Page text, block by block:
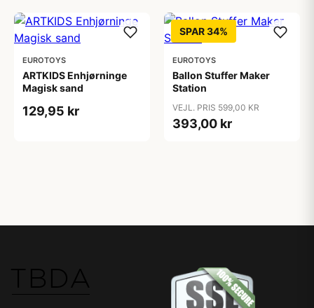
EUROTOYS
ARTKIDS Enhjørninge
Magisk sand
129,95 kr
SPAR 34%
EUROTOYS
Ballon Stuffer Maker
Station
VEJL. PRIS 599,00 KR
393,00 kr